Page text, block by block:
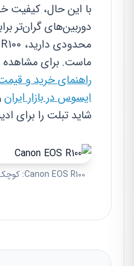
با این حال،
دوربین‌های گران‌تر
ماست. برای مشاهده
راهنمای خرید و
ایسوس در بازار ایران
شاید تبلت را برای
Canon EOS R100: کوچک، قدرتمند و مقرون‌به‌صرفه